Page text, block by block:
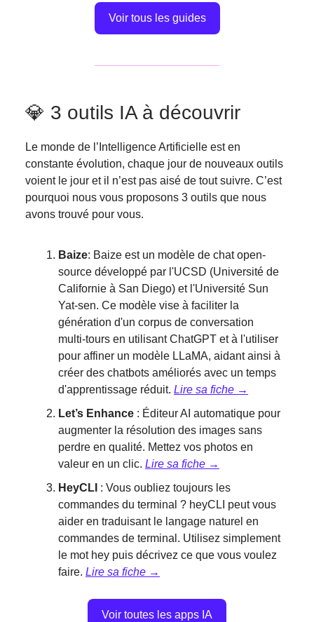
Voir tous les guides
💎 3 outils IA à découvrir
Le monde de l’Intelligence Artificielle est en
constante évolution, chaque jour de nouveaux outils
voient le jour et il n’est pas aisé de tout suivre. C’est
pourquoi nous vous proposons 3 outils que nous
avons trouvé pour vous.
Baize: Baize est un modèle de chat open-
source développé par l'UCSD (Université de
Californie à San Diego) et l'Université Sun
Yat-sen. Ce modèle vise à faciliter la
génération d'un corpus de conversation
multi-tours en utilisant ChatGPT et à l'utiliser
pour affiner un modèle LLaMA, aidant ainsi à
créer des chatbots améliorés avec un temps
d'apprentissage réduit. Lire sa fiche →
Let’s Enhance : Éditeur AI automatique pour
augmenter la résolution des images sans
perdre en qualité. Mettez vos photos en
valeur en un clic. Lire sa fiche →
HeyCLI : ‍Vous oubliez toujours les
commandes du terminal ? heyCLI peut vous
aider en traduisant le langage naturel en
commandes de terminal. Utilisez simplement
le mot hey puis décrivez ce que vous voulez
faire. Lire sa fiche →
Voir toutes les apps IA